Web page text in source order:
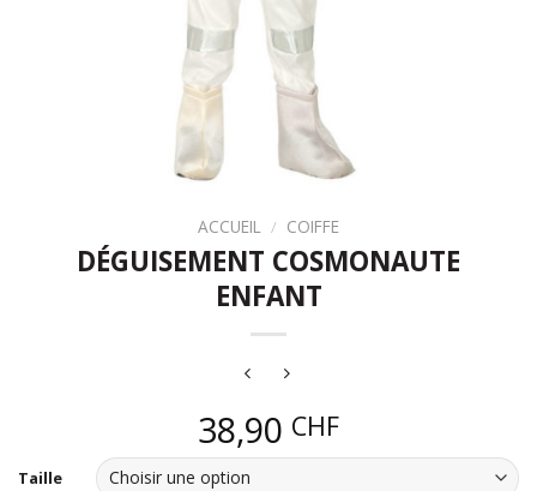
ACCUEIL / COIFFE
DÉGUISEMENT COSMONAUTE
ENFANT
38,90 CHF
Taille